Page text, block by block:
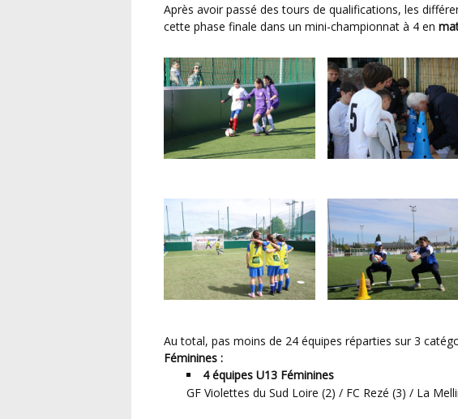
Après avoir passé des tours de qualifications, les différentes équipes se sont affrontées sur
cette phase finale dans un mini-championnat à 4 en
Au total, pas moins de 24 équipes réparties sur 3
Féminines :
4 équipes U13 Féminines
GF Violettes du Sud Loire (2) / FC Rezé (3) / La